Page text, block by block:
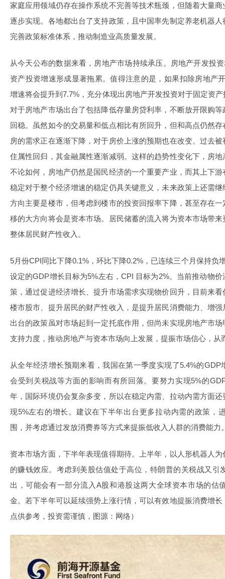
家庭应用领域仍存在操作系统不完善等技术瓶颈，但随着大量
逐步实现。各地都出台了支持政策，且中国率先制定养老机器
完善政策标准体系，推动制造业高质量发展。
从今天公布的数据来看，房地产市场持续承压。房地产开发投
资产投资增速形成显著拖累。值得注意的是，如果扣除房地产
增速将会提升到7.7%，充分体现出房地产开发投资对于固定资
对于房地产市场出台了包括降低存量房贷利率，不断放开限购
回稳。虽然如今的交易量和低点相比有所回升，但和高点仍然
房的需求正在逐渐下降，对于房价上涨的预期也在改变。过去
住属性回归，其金融属性逐渐减弱。这样的趋势性变化下，房
不论如何，房地产仍然是国民经济的一个重要产业，而其上下
稳定对于整个经济增速的稳定仍具关键意义，未来政策上还需
方向主要是楼市，但考虑到楼市的投资回报率下降，甚至存在
移的大方向将会是资本市场。居民储蓄的流入将为资本市场带
整体居民财产性收入。
5月份CPI同比下降0.1%，环比下降0.2%，已连续三个月保持负
设定的GDP增长目标为5%左右，CPI 目标为2%。当前推动物
策，通过促进经济增长、提升市场需求实现物价回升，目前来
楼市股市、提升居民的财产性收入，是提升居民消费能力、增
出台的政策虽对市场起到一定托底作用，但尚未实现房地产市
支持力度，推动房地产与资本市场向上发展，提振市场信心，从
从全年经济增长预期来看，我国在第一季度实现了5.4%的
会受到关税战等方面的影响而有所回落。要努力实现5%的
年，国际环境仍会复杂多变，所以在稳定内需、拉动内需方面
现5%左右的增长。建议在下半年出台更多拉动内需的政策，
围，并考虑通过发放消费券等方式来提振低收入人群的消费能力
资本市场方面，下半年表现值得期待。上半年，以人形机器人
的赚钱效应。考虑到美股估值处于高位，特朗普的关税战又引
出，可能会有一部分流入A股和港股这两大全球资本市场的估
金。若下半年可以延续强势上涨行情，可以有效地提振消费增
点供参考，投资需谨慎，图源：网络）